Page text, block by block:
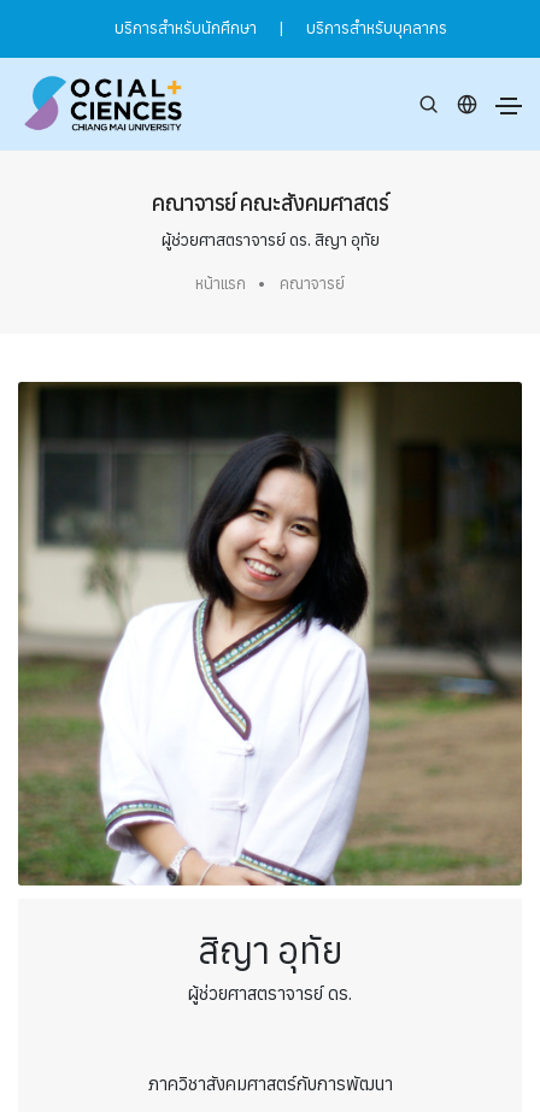
บริการสำหรับนักศึกษา | บริการสำหรับบุคลากร
คณาจารย์ คณะสังคมศาสตร์
ผู้ช่วยศาสตราจารย์ ดร. สิญา อุทัย
หน้าแรก คณาจารย์
สิญา อุทัย
ผู้ช่วยศาสตราจารย์ ดร.
ภาควิชาสังคมศาสตร์กับการพัฒนา